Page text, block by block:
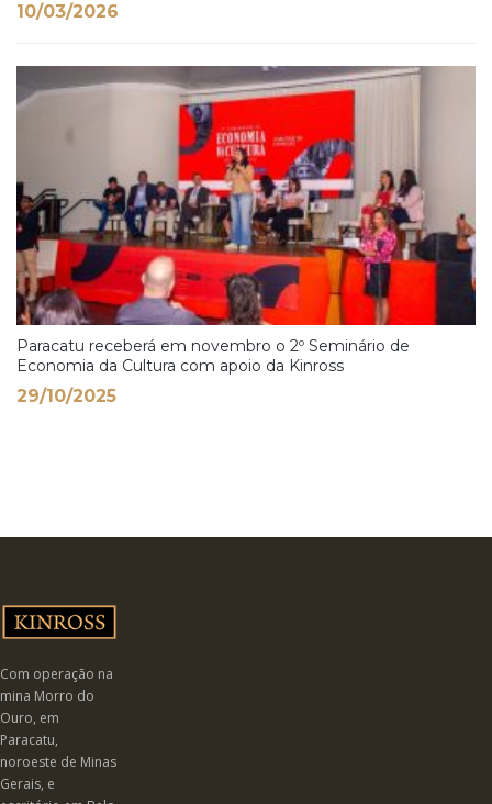
10/03/2026
Paracatu receberá em novembro o 2º Seminário de
Economia da Cultura com apoio da Kinross
29/10/2025
Com operação na
mina Morro do
Ouro, em
Paracatu,
noroeste de Minas
Gerais, e